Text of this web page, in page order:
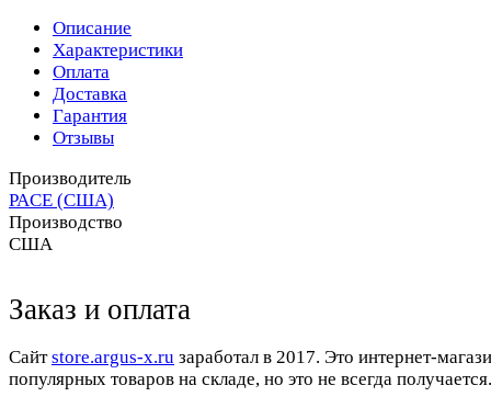
Описание
Характеристики
Оплата
Доставка
Гарантия
Отзывы
Производитель
PACE (США)
Производство
США
Заказ и оплата
Cайтstore.argus-x.ru заработал в 2017. Это интернет-
популярных товаров на складе, но это не всегда